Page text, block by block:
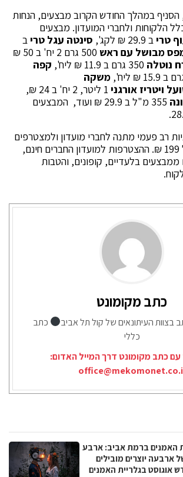
הסניף במהלך החודש הקרוב מבצעים, הנחות
הלקוחות ולחברי המועדון. מבצעים
טריב 29.9 ₪ לקג', סינטה עגל טריב
מבושל עם ראש
500 גרם 2 יח' ב 50 ₪
נוטלה 350 גרם ב 11.9 ₪ ליח',
קפה
משקה
ויטריז אורגני
355 מ"ל ב 29.9 ₪ ועוד, המבצעים
רב פעמי מתנה לחברי מועדון ולמצטרפים
חדשים, בקניה מעל 199 ₪. ההצטרפות למועדון החברים חינם,
ממבצעים בלעדיים, קופונים, והטבות
כתב מקומונט
בצוות העיתונאים של קול תל אביב
כתב
כללי
כתב מקומונט דרך המייל האדום:
האמנים ברמת אביב: ארבע
ארבעה יוצרים מובילים
אוגוסט בגלריית האמנים